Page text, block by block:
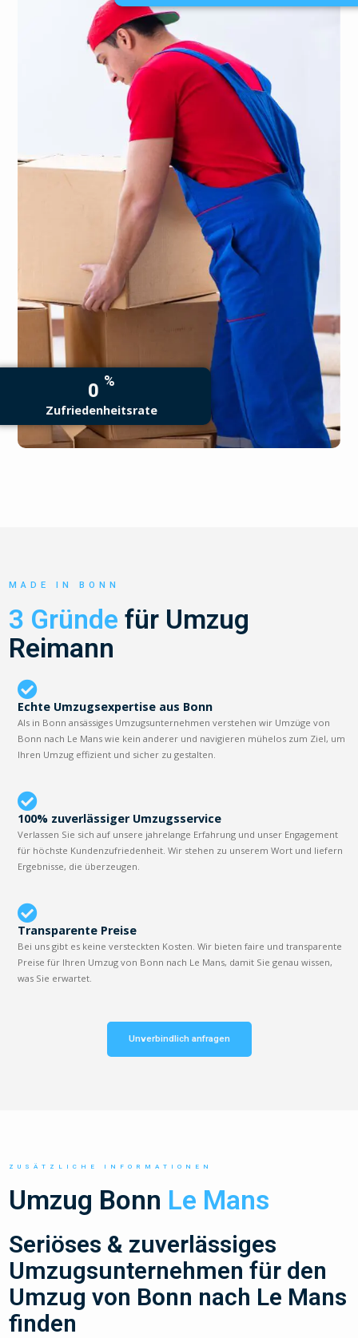
0 %
Zufriedenheitsrate
MADE IN BONN
3 Gründe für Umzug
Reimann
Echte Umzugsexpertise aus Bonn
Als in Bonn ansässiges Umzugsunternehmen verstehen wir Umzüge von
Bonn nach Le Mans wie kein anderer und navigieren mühelos zum Ziel, um
Ihren Umzug effizient und sicher zu gestalten.
100% zuverlässiger Umzugsservice
Verlassen Sie sich auf unsere jahrelange Erfahrung und unser Engagement
für höchste Kundenzufriedenheit. Wir stehen zu unserem Wort und liefern
Ergebnisse, die überzeugen.
Transparente Preise
Bei uns gibt es keine versteckten Kosten. Wir bieten faire und transparente
Preise für Ihren Umzug von Bonn nach Le Mans, damit Sie genau wissen,
was Sie erwartet.
Unverbindlich anfragen
ZUSÄTZLICHE INFORMATIONEN
Umzug Bonn Le Mans
Seriöses & zuverlässiges
Umzugsunternehmen für den
Umzug von Bonn nach Le Mans
finden